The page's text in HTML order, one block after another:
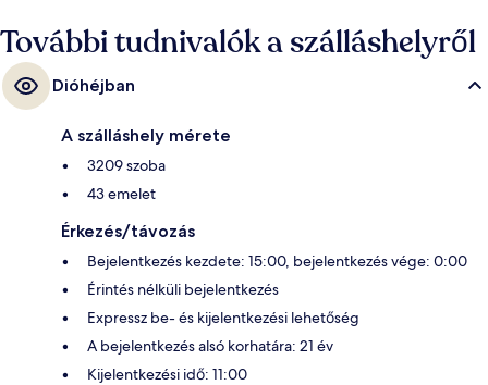
kényelmes ágyak.
További tudnivalók a szálláshelyről
Dióhéjban
A szálláshely mérete
3209 szoba
43 emelet
Érkezés/távozás
Bejelentkezés kezdete: 15:00, bejelentkezés vége: 0:00
Érintés nélküli bejelentkezés
Expressz be- és kijelentkezési lehetőség
A bejelentkezés alsó korhatára: 21 év
Kijelentkezési idő: 11:00